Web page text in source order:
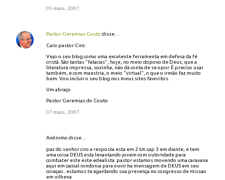
05 maio, 2007
Pastor Geremias Couto disse…
Caro pastor Ciro:
Vejo o seu blog como uma excelente ferramenta em defesa da fé
cristã. São tantas "falacias", hoje, no meio dopovo de Deus, que a
literatura impressa, sozinha, não dá conta de se opor. É preciso usar
também, e com maestria, o meio "virtual", o que o irmão faz muito
bem. Vou incluir o seu blog nos meus sites favoritos.
Um abraço
Pastor Geremias do Couto
07 maio, 2007
Anônimo disse…
paz do senhor ciro a resposta esta em 2 tm cap 3 em diante, e tem
uma coisa DEUS esta levantando jovem com outoridade para
combater este este edealista. pastor estamos movendo uma caravana
aqui em cacoal rondonia para ouvir ha mensagem de DEUS em seu
coraçao.. estamos te agardando sua presença no congresso de missao
em vilhena